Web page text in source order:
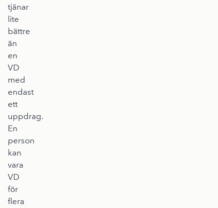
tjänar
lite
bättre
än
en
VD
med
endast
ett
uppdrag.
En
person
kan
vara
VD
för
flera